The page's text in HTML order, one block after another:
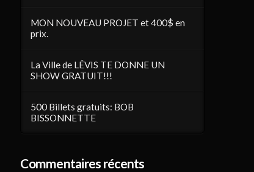
MON NOUVEAU PROJET et 400$ en
prix.
La Ville de LÉVIS TE DONNE UN
SHOW GRATUIT!!!
500 Billets gratuits: BOB
BISSONNETTE
Commentaires récents